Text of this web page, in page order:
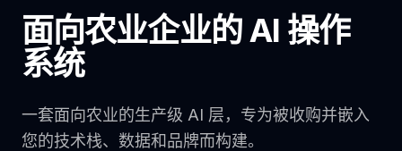
面向农业企业的 AI 操作
系统
一套面向农业的生产级 AI 层，专为被收购并嵌入
您的技术栈、数据和品牌而构建。